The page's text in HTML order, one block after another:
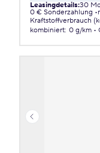
Leasingdetails:30
0 € Sonderzahlung
Kraftstoffverbrauch
kombiniert: 0 g/km